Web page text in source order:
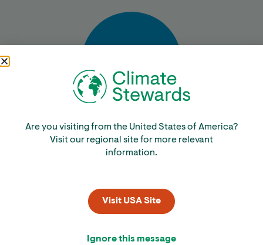
Bereken
Are you visiting from the United States of America?
Visit our regional site for more relevant
information.
Visit USA Site
Ignore this message